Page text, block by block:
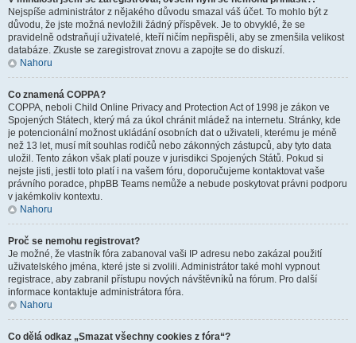
Nejspíše administrátor z nějakého důvodu smazal váš účet. To mohlo být z
důvodu, že jste možná nevložili žádný příspěvek. Je to obvyklé, že se
pravidelně odstraňují uživatelé, kteří ničím nepřispěli, aby se zmenšila velikost
databáze. Zkuste se zaregistrovat znovu a zapojte se do diskuzí.
Nahoru
Co znamená COPPA?
COPPA, neboli Child Online Privacy and Protection Act of 1998 je zákon ve
Spojených Státech, který má za úkol chránit mládež na internetu. Stránky, kde
je potencionální možnost ukládání osobních dat o uživateli, kterému je méně
než 13 let, musí mít souhlas rodičů nebo zákonných zástupců, aby tyto data
uložil. Tento zákon však platí pouze v jurisdikci Spojených Států. Pokud si
nejste jisti, jestli toto platí i na vašem fóru, doporučujeme kontaktovat vaše
právního poradce, phpBB Teams nemůže a nebude poskytovat právni podporu
v jakémkoliv kontextu.
Nahoru
Proč se nemohu registrovat?
Je možné, že vlastník fóra zabanoval vaši IP adresu nebo zakázal použití
uživatelského jména, které jste si zvolili. Administrátor také mohl vypnout
registrace, aby zabranil přístupu nových návštěvníků na fórum. Pro další
informace kontaktuje administrátora fóra.
Nahoru
Co dělá odkaz „Smazat všechny cookies z fóra“?